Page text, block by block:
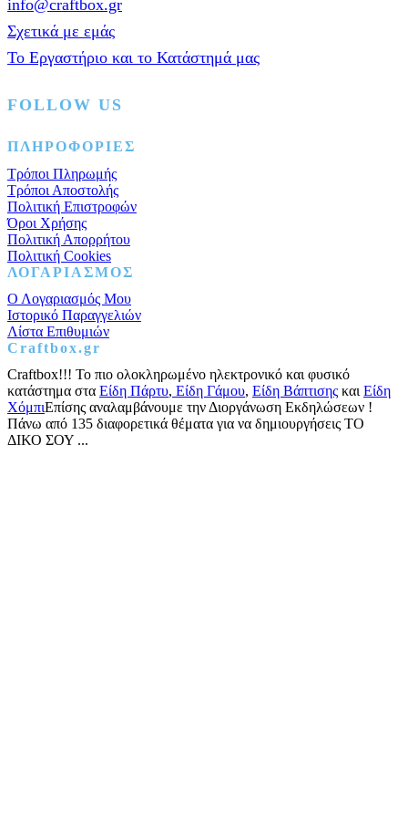
αυγού
3,8x5,2εκ.
info@craftbox.gr
Σχετικά με εμάς
Το Εργαστήριο και το Κατάστημά μας
FOLLOW US
Facebook
Instagram
Pinterest
ΠΛΗΡΟΦΟΡΙΕΣ
Τρόποι Πληρωμής
Τρόποι Αποστολής
Πολιτική Επιστροφών
Όροι Χρήσης
Πολιτική Απορρήτου
Πολιτική Cookies
ΛΟΓΑΡΙΑΣΜΟΣ
Ο Λογαριασμός Μου
Ιστορικό Παραγγελιών
Λίστα Επιθυμιών
Craftbox.gr
Craftbox!!! Το πιο ολοκληρωμένο ηλεκτρονικό και φυσικό
κατάστημα στα Είδη Πάρτυ, Είδη Γάμου, Είδη Βάπτισης και Είδη
ΧόμπιΕπίσης αναλαμβάνουμε την Διοργάνωση Εκδηλώσεων !
Πάνω από 135 διαφορετικά θέματα για να δημιουργήσεις ΤΟ
ΔΙΚΟ ΣΟΥ ...